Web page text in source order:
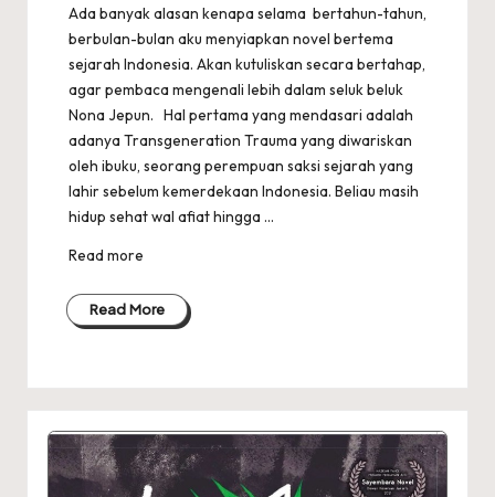
Ada banyak alasan kenapa selama bertahun-tahun,
berbulan-bulan aku menyiapkan novel bertema
sejarah Indonesia. Akan kutuliskan secara bertahap,
agar pembaca mengenali lebih dalam seluk beluk
Nona Jepun. Hal pertama yang mendasari adalah
adanya Transgeneration Trauma yang diwariskan
oleh ibuku, seorang perempuan saksi sejarah yang
lahir sebelum kemerdekaan Indonesia. Beliau masih
hidup sehat wal afiat hingga ...
Read more
Read More